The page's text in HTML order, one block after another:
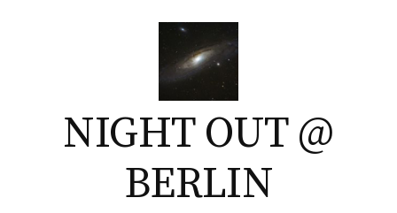
NIGHT OUT @
BERLIN